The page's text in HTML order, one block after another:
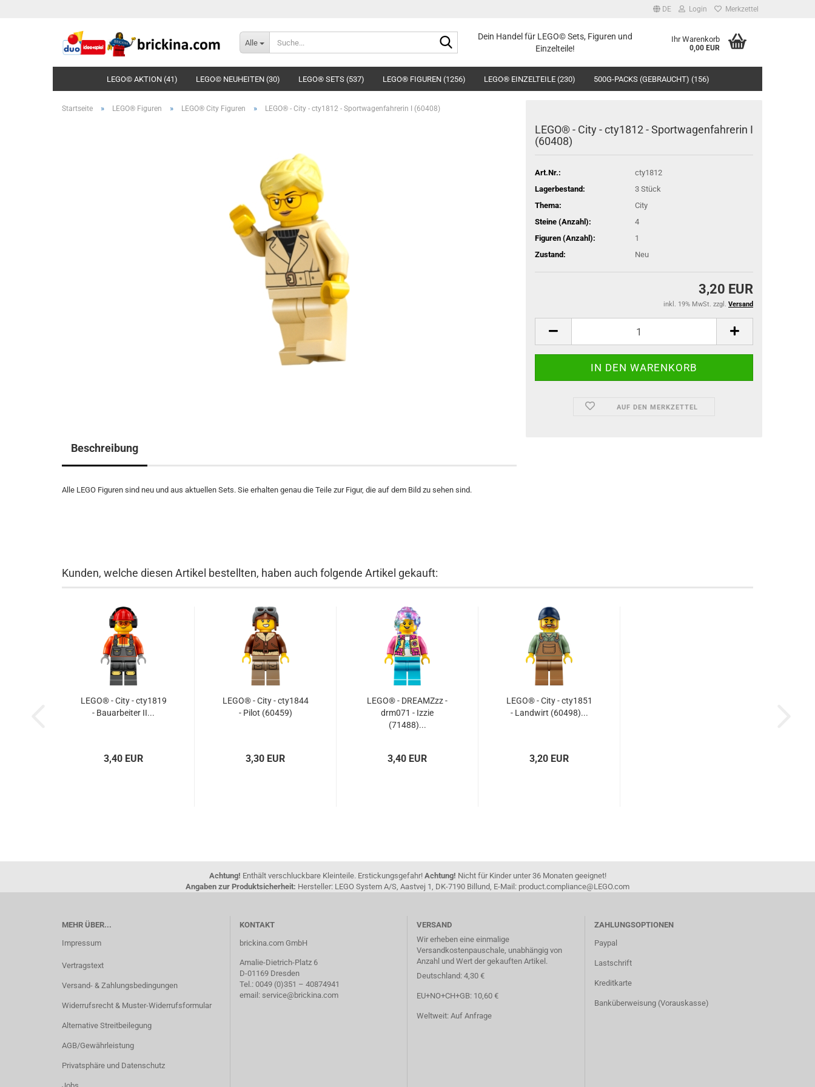
DE Login Merkzettel
Alle
Suche...Dein Handel für LEGO© Sets, Figuren und
Einzelteile!
Ihr Warenkorb
0,00 EUR
LEGO© AKTION (41) LEGO© NEUHEITEN (30) LEGO® SETS (537) LEGO® FIGUREN (1256) LEGO® EINZELTEILE (230) 500G-PACKS (GEBRAUCHT) (156)
Startseite » LEGO® Figuren » LEGO® City Figuren » LEGO® - City - cty1812 - Sportwagenfahrerin I (60408)
LEGO® - City - cty1812 - Sportwagenfahrerin I
(60408)
Art.Nr.:
cty1812
Lagerbestand:
3 Stück
Thema:
City
Steine (Anzahl):
4
Figuren (Anzahl):
1
Zustand:
Neu
3,20 EUR
inkl. 19% MwSt. zzgl. Versand
AUF DEN MERKZETTEL
Beschreibung
Alle LEGO Figuren sind neu und aus aktuellen Sets. Sie erhalten genau die Teile zur Figur, die auf dem Bild zu sehen sind.
Kunden, welche diesen Artikel bestellten, haben auch folgende Artikel gekauft:
LEGO® - City - cty1819
- Bauarbeiter II...
3,40 EUR
LEGO® - City - cty1844
- Pilot (60459)
3,30 EUR
LEGO® - DREAMZzz -
drm071 - Izzie
(71488)...
3,40 EUR
LEGO® - City - cty1851
- Landwirt (60498)...
3,20 EUR
Achtung! Enthält verschluckbare Kleinteile. Erstickungsgefahr! Achtung! Nicht für Kinder unter 36 Monaten geeignet!
Angaben zur Produktsicherheit: Hersteller: LEGO System A/S, Aastvej 1, DK-7190 Billund, E-Mail: product.compliance@LEGO.com
MEHR ÜBER...
Impressum
Vertragstext
Versand- & Zahlungsbedingungen
Widerrufsrecht & Muster-Widerrufsformular
Alternative Streitbeilegung
AGB/Gewährleistung
Privatsphäre und Datenschutz
KONTAKT
brickina.com GmbH
Amalie-Dietrich-Platz 6
D-01169 Dresden
Tel.: 0049 (0)351 – 40874941
email: service@brickina.com
VERSAND
Wir erheben eine einmalige
Versandkostenpauschale, unabhängig von
Anzahl und Wert der gekauften Artikel.
Deutschland: 4,30 €
EU+NO+CH+GB: 10,60 €
Weltweit: Auf Anfrage
ZAHLUNGSOPTIONEN
Paypal
Lastschrift
Kreditkarte
Banküberweisung (Vorauskasse)